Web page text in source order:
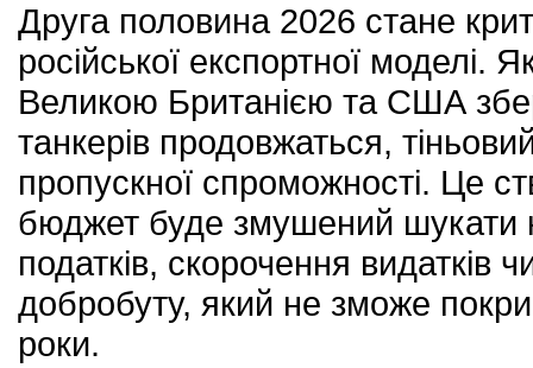
Друга половина 2026 стане
російської експортної моделі.
Великою Британією та США
танкерів продовжаться,
пропускної спроможності. Це
бюджет буде змушений шукати
податків, скорочення видатків
добробуту, який не зможе
роки.